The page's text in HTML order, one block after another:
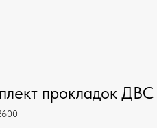
прокладок